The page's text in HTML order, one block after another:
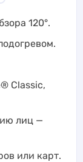
120°.
Classic,
лиц —
или карт.